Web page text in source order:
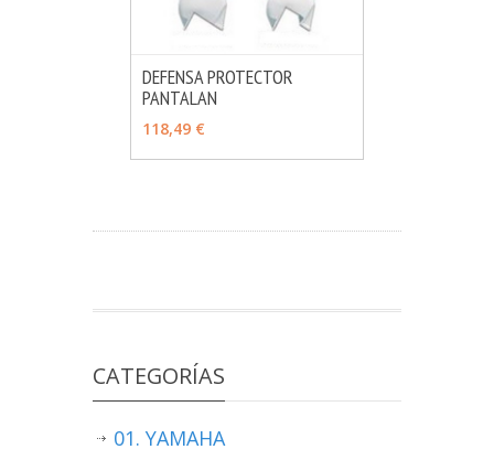
VER OPCIONES
DEFENSA PROTECTOR
PANTALAN
118,49 €
CATEGORÍAS
01. YAMAHA